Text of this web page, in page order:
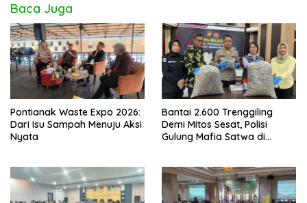
Baca Juga
Pontianak Waste Expo 2026:
Dari Isu Sampah Menuju Aksi
Nyata
Bantai 2.600 Trenggiling
Demi Mitos Sesat, Polisi
Gulung Mafia Satwa di